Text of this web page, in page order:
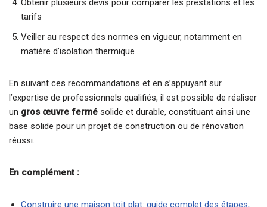
Obtenir plusieurs devis pour comparer les prestations et les
tarifs
Veiller au respect des normes en vigueur, notamment en
matière d’isolation thermique
En suivant ces recommandations et en s’appuyant sur
l’expertise de professionnels qualifiés, il est possible de réaliser
un gros œuvre fermé solide et durable, constituant ainsi une
base solide pour un projet de construction ou de rénovation
réussi.
En complément :
Construire une maison toit plat: guide complet des étapes,